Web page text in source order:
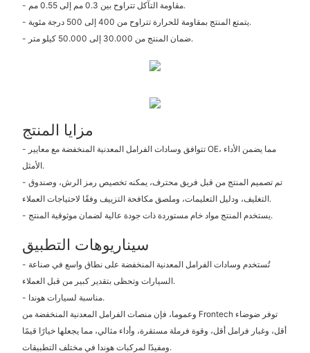
- مقاومة التآكل تتراوح بين 0.3 مم إلى 0.55 مم.
- يتمتع المنتج بمقاومة للحرارة تتراوح من 400 إلى 500 درجة مئوية.
- ضمان المنتج من 30.000 إلى 50.000 كيلو متر.
مزايا المنتج
- تتوافق وسادات الفرامل المعدنية المنخفضة مع معايير OE، مما يضمن الأداء
الأمثل.
- تم تصميم المنتج من قبل فريق محترف، يمكنه تخصيص رمز الرش، وصندوق
التغليف، ودليل التعليمات، وملصق مكافحة التزييف وفقًا لاحتياجات العملاء.
- يستخدم المنتج مواد خام مستوردة ذات جودة عالية لضمان موثوقية المنتج.
سيناريوهات التطبيق
- تُستخدم وسادات الفرامل المعدنية المنخفضة على نطاق واسع في صناعة
السيارات وتحظى بتقدير كبير من قبل العملاء.
- مناسبة لسيارات هوندا.
وعموما، فإن منصات الفرامل المعدنية المنخفضة من Frontech توفر ضوضاء
أقل، وغبار فرامل أقل، وقوة فرملة مستقرة، وأداء مثالي، مما يجعلها خيارًا قيمًا
ومفيدًا لمركبات هوندا في مختلف التطبيقات.